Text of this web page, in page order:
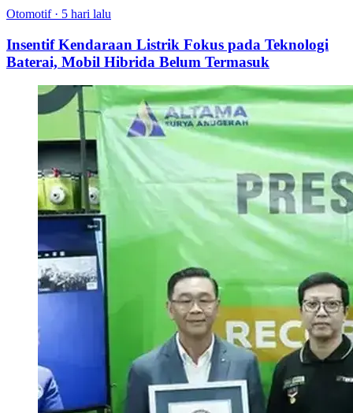
Otomotif · 5 hari lalu
Insentif Kendaraan Listrik Fokus pada Teknologi
Baterai, Mobil Hibrida Belum Termasuk